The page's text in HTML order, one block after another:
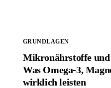
GRUNDLAGEN
Mikronährstoffe
Was Omega-3,
wirklich leisten